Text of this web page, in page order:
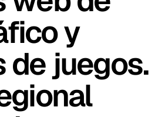
y
de juegos.